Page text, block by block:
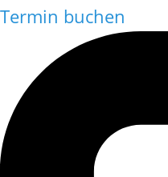
Termin buchen